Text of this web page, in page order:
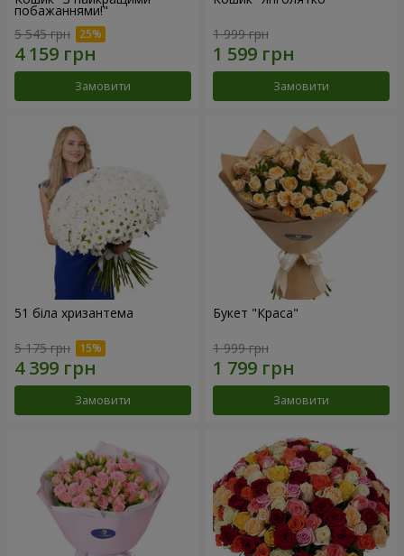
побажаннями!"
5 545 грн
Замовити
1 999 грн
Замовити
51 біла хризантема
5 175 грн
Замовити
Букет "Краса"
1 999 грн
Замовити